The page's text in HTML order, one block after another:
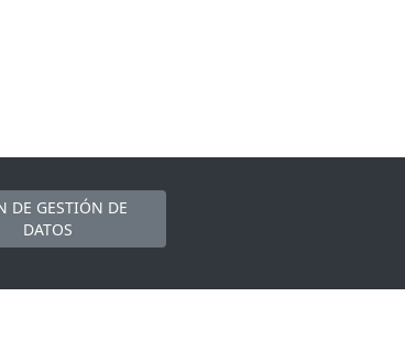
DE GESTIÓN DE
DATOS